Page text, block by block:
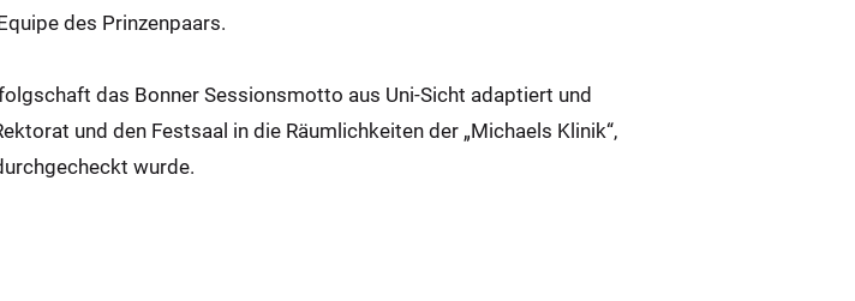
des Prinzenpaars.
das Bonner Sessionsmotto aus Uni-Sicht adaptiert und
und den Festsaal in die Räumlichkeiten der „Michaels Klinik“,
wurde.